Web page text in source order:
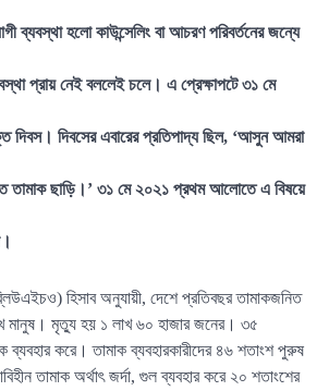
ব্যবস্থা হলো কাউন্সেলিং বা আচরণ পরিবর্তনের জন্যে
প্রায় নেই বললেই চলে। এ প্রেক্ষাপটে ৩১ মে
দিবস। দিবসের এবারের প্রতিপাদ্য ছিল, ‘আসুন আমরা
তামাক ছাড়ি।’ ৩১ মে ২০২১ প্রথম আলোতে এ বিষয়ে
হিসাব অনুযায়ী, দেশে প্রতিবছর তামাকজনিত
মানুষ। মৃত্যু হয় ১ লাখ ৬০ হাজার জনের। ৩৫
ব্যবহার করে। তামাক ব্যবহারকারীদের ৪৬ শতাংশ পুরুষ
তামাক অর্থাৎ জর্দা, গুল ব্যবহার করে ২০ শতাংশের